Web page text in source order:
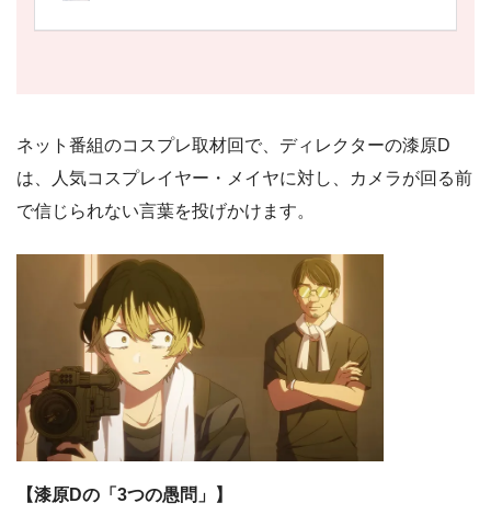
ネット番組のコスプレ取材回で、ディレクターの漆原D
は、人気コスプレイヤー・メイヤに対し、カメラが回る前
で信じられない言葉を投げかけます。
【漆原Dの「3つの愚問」】